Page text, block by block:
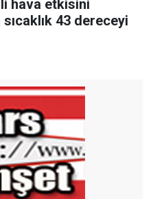
hava etkisini
43 dereceyi